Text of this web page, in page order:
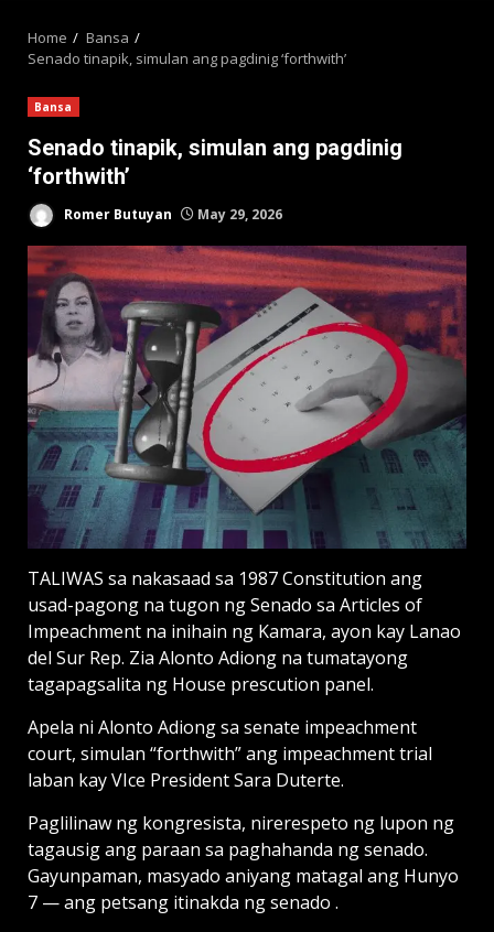
Home
Bansa
Senado tinapik, simulan ang pagdinig ‘forthwith’
Bansa
Senado tinapik, simulan ang pagdinig
‘forthwith’
Romer Butuyan May 29, 2026
TALIWAS sa nakasaad sa 1987 Constitution ang
usad-pagong na tugon ng Senado sa Articles of
Impeachment na inihain ng Kamara, ayon kay Lanao
del Sur Rep. Zia Alonto Adiong na tumatayong
tagapagsalita ng House prescution panel.
Apela ni Alonto Adiong sa senate impeachment
court, simulan “forthwith” ang impeachment trial
laban kay VIce President Sara Duterte.
Paglilinaw ng kongresista, nirerespeto ng lupon ng
tagausig ang paraan sa paghahanda ng senado.
Gayunpaman, masyado aniyang matagal ang Hunyo
7 — ang petsang itinakda ng senado .